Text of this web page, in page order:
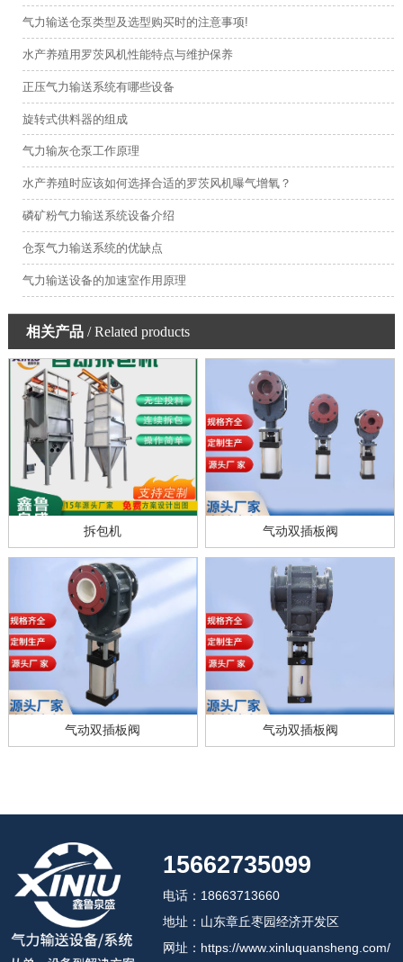
气力输送仓泵类型及选型购买时的注意事项!
水产养殖用罗茨风机性能特点与维护保养
正压气力输送系统有哪些设备
旋转式供料器的组成
气力输灰仓泵工作原理
水产养殖时应该如何选择合适的罗茨风机曝气增氧？
磷矿粉气力输送系统设备介绍
仓泵气力输送系统的优缺点
气力输送设备的加速室作用原理
相关产品/ Related products
拆包机 气动双插板阀
气动双插板阀 气动双插板阀
15662735099
电话：18663713660
地址：山东章丘枣园经济开发区
网址：https://www.xinluquansheng.com/